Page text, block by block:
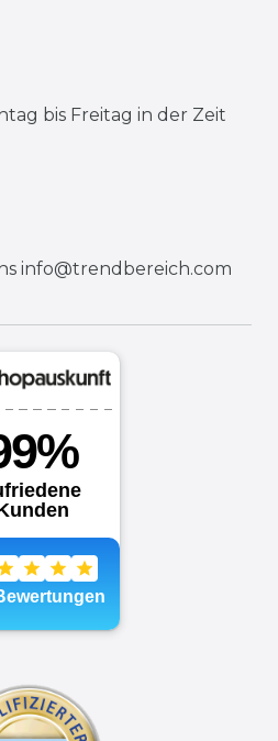
bis Freitag in der Zeit
info@trendbereich.com